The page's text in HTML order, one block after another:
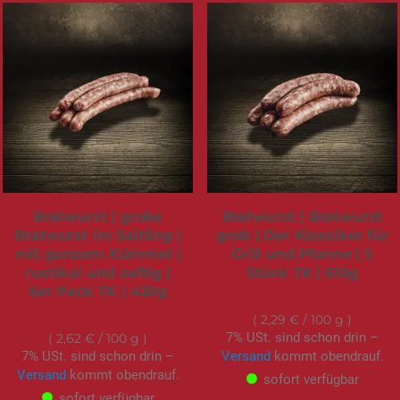
Bratwurst | grobe
Bratwurst im Saitling |
mit ganzem Kümmel |
rustikal und saftig |
5er Pack TK | 420g
2,62 € / 100 g
7% USt. sind schon drin –
Versandkommt obendrauf.
Bratwurst | Bratwurst
grob | Der Klassiker für
Grill und Pfanne | 5
Stück TK | 610g
2,29 € / 100 g
7% USt. sind schon drin –
Versandkommt obendrauf.
sofort verfügbar